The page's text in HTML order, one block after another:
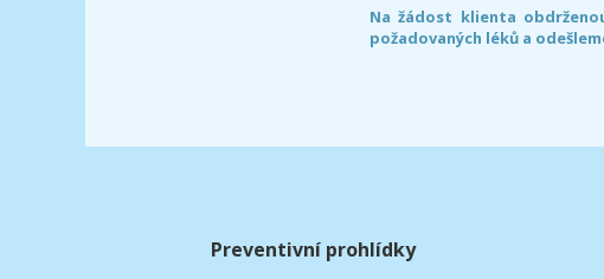
Na žádost klienta
požadovaných léků a
Preventivní prohlídky